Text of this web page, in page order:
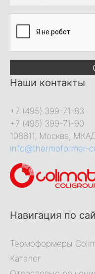
Наши контакты
+7 (495) 399-71-83
+7 (495) 399-71-90
108811, Москва,
info@thermoformer-
Навигация по
Термоформеры
Каталог